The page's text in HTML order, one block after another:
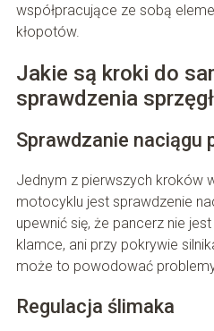
współpracujące ze sobą
kłopotów.
Jakie są kroki do
sprawdzenia
Sprawdzanie naciągu
Jednym z pierwszych kroków
motocyklu jest sprawdzenie
upewnić się, że pancerz nie
klamce, ani przy pokrywie
może to powodować problemy
Regulacja ślimaka